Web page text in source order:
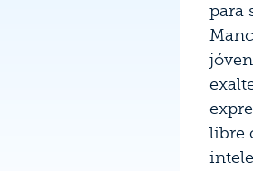
para
libre